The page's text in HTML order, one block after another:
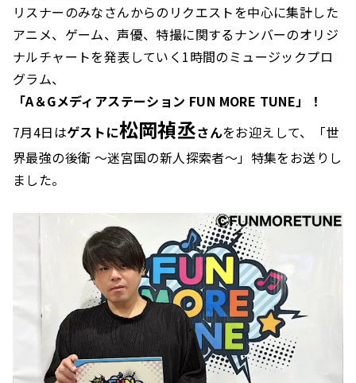
リスナーのみなさんからのリクエストを中心に集計した
アニメ、ゲーム、声優、特撮に関するナンバーのオリジ
ナルチャートを発表していく1時間のミュージックプロ
グラム、
「A＆Gメディアステーション FUN MORE TUNE」！
7月4日はゲストに松岡禎丞さんをお迎えして、「世
界最強の後衛 ～迷宮国の新人探索者～」特集をお送りし
ました。